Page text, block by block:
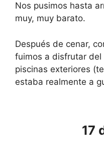
Nos pusimos hasta
muy, muy barato.
Después de cenar,
fuimos a disfrutar del
piscinas exteriores
estaba realmente a
17